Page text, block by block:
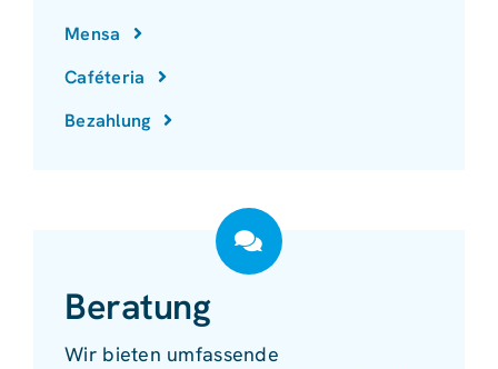
Mensa
Caféteria
Bezahlung
Beratung
Wir bieten umfassende